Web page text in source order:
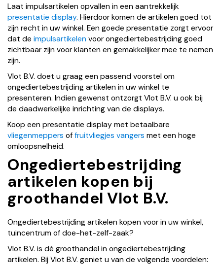
Laat impulsartikelen opvallen in een aantrekkelijk
presentatie display. Hierdoor komen de artikelen goed tot
zijn recht in uw winkel. Een goede presentatie zorgt ervoor
dat de impulsartikelen voor ongediertebestrijding goed
zichtbaar zijn voor klanten en gemakkelijker mee te nemen
zijn.
Vlot B.V. doet u graag een passend voorstel om
ongediertebestrijding artikelen in uw winkel te
presenteren. Indien gewenst ontzorgt Vlot B.V. u ook bij
de daadwerkelijke inrichting van de displays.
Koop een presentatie display met betaalbare
vliegenmeppers offruitvliegjes vangers met een hoge
omloopsnelheid.
Ongediertebestrijding
artikelen kopen bij
groothandel Vlot B.V.
Ongediertebestrijding artikelen kopen voor in uw winkel,
tuincentrum of doe-het-zelf-zaak?
Vlot B.V. is dé groothandel in ongediertebestrijding
artikelen. Bij Vlot B.V. geniet u van de volgende voordelen: